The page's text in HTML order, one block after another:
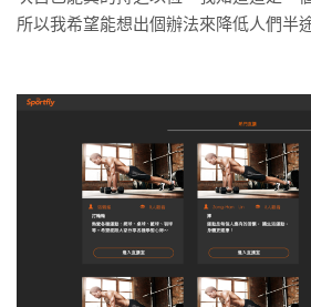
所以我希望能想出個辦法來降低人們半